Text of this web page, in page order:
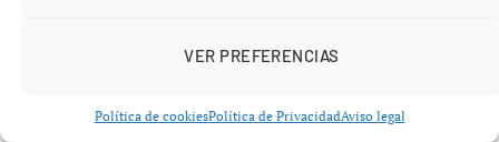
VER PREFERENCIAS
Política de cookiesPolítica de PrivacidadAviso legal
tejidos y alterar el metabolismo de manera constante